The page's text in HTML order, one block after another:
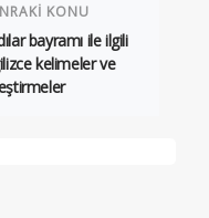
KONU
bayramı ile ilgili
kelimeler ve